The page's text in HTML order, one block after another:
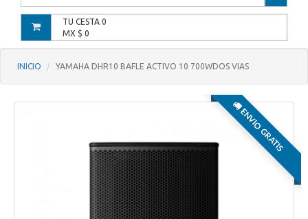
TU CESTA 0
MX $ 0
INICIO YAMAHA DHR10 BAFLE ACTIVO 10 700WDOS VIAS
ENVIO GRATIS